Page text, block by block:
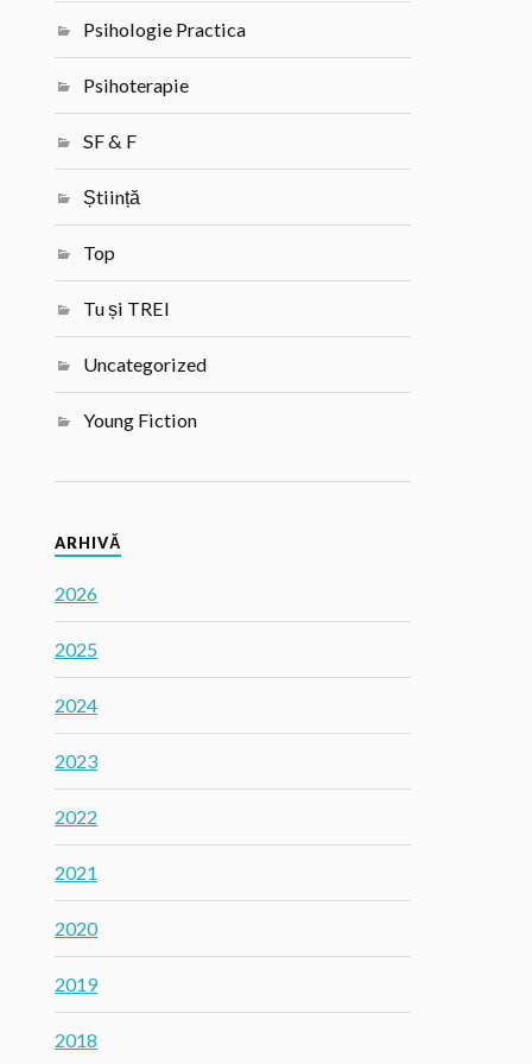
Psihologie Practica
Psihoterapie
SF & F
Știință
Top
Tu și TREI
Uncategorized
Young Fiction
ARHIVĂ
2026
2025
2024
2023
2022
2021
2020
2019
2018